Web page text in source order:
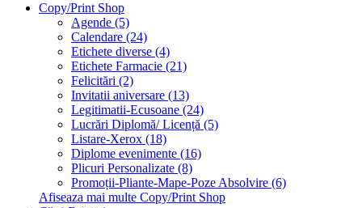
Copy/Print Shop
Agende (5)
Calendare (24)
Etichete diverse (4)
Etichete Farmacie (21)
Felicitări (2)
Invitatii aniversare (13)
Legitimatii-Ecusoane (24)
Lucrări Diplomă/ Licență (5)
Listare-Xerox (18)
Diplome evenimente (16)
Plicuri Personalizate (8)
Promoții-Pliante-Mape-Poze Absolvire (6)
Afiseaza mai multe Copy/Print Shop